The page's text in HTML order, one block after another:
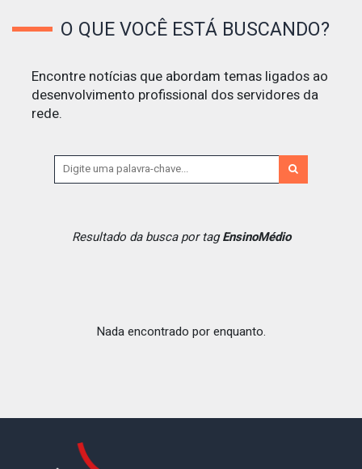
O QUE VOCÊ ESTÁ BUSCANDO?
Encontre notícias que abordam temas ligados ao
desenvolvimento profissional dos servidores da
rede.
Resultado da busca por tagEnsinoMédio
Nada encontrado por enquanto.